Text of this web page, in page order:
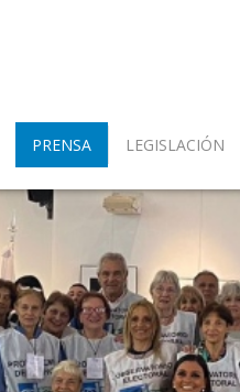
PRENSA LEGISLACIÓN